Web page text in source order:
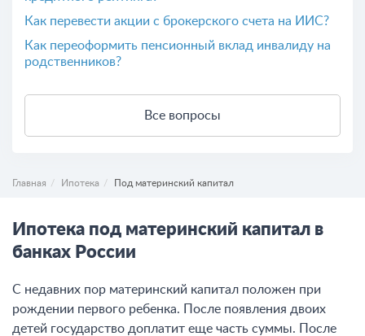
Как перевести акции с брокерского счета на ИИС?
Как переоформить пенсионный вклад инвалиду на
родственников?
Все вопросы
Главная Ипотека Под материнский капитал
Ипотека под материнский капитал в
банках России
С недавних пор материнский капитал положен при
рождении первого ребенка. После появления двоих
детей государство доплатит еще часть суммы. После